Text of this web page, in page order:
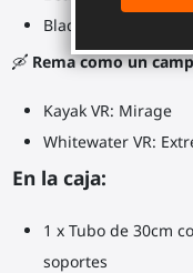
Blade and Sorcery
🛶 Rema como un
Kayak VR: Mirage
Whitewater VR:
En la caja:
1 x Tubo de 30cm
soportes